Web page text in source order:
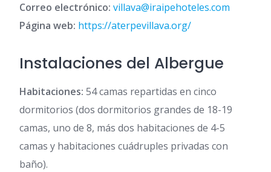
Correo electrónico: villava@iraipehoteles.com
Página web: https://aterpevillava.org/
Instalaciones del Albergue
Habitaciones: 54 camas repartidas en cinco
dormitorios (dos dormitorios grandes de 18-19
camas, uno de 8, más dos habitaciones de 4-5
camas y habitaciones cuádruples privadas con
baño).